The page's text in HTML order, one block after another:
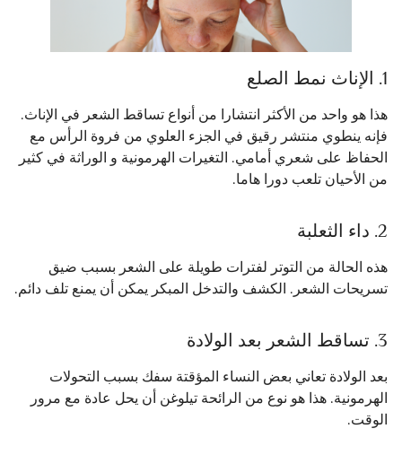
1. الإناث نمط الصلع
هذا هو واحد من الأكثر انتشارا من أنواع تساقط الشعر في الإناث.
فإنه ينطوي منتشر رقيق في الجزء العلوي من فروة الرأس مع
الحفاظ على شعري أمامي. التغيرات الهرمونية و الوراثة في كثير
من الأحيان تلعب دورا هاما.
2. داء الثعلبة
هذه الحالة من التوتر لفترات طويلة على الشعر بسبب ضيق
تسريحات الشعر. الكشف والتدخل المبكر يمكن أن يمنع تلف دائم.
3. تساقط الشعر بعد الولادة
بعد الولادة تعاني بعض النساء المؤقتة سفك بسبب التحولات
الهرمونية. هذا هو نوع من الرائحة تيلوغن أن يحل عادة مع مرور
الوقت.